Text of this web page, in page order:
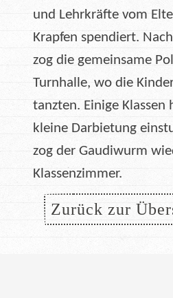
und Lehrkräfte vom
Krapfen spendiert.
zog die gemeinsame
Turnhalle, wo die
tanzten. Einige Klassen
kleine Darbietung
zog der Gaudiwurm
Klassenzimmer.
Zurück zur